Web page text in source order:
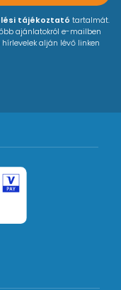
tájékoztató tartalmát.
ajánlatokról e-mailben
alján lévő linken